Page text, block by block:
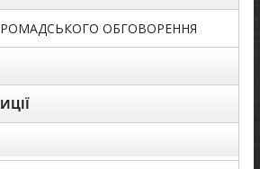
ОБГОВОРЕННЯ